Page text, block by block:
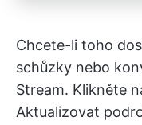
Chcete-li toho
schůzky nebo
Stream. Klikněte
Aktualizovat